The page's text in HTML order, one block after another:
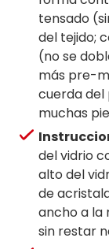
tensado
del tejido;
(no se
más pre-
cuerda del
muchas
del vidrio
alto del
de
ancho a la
sin restar